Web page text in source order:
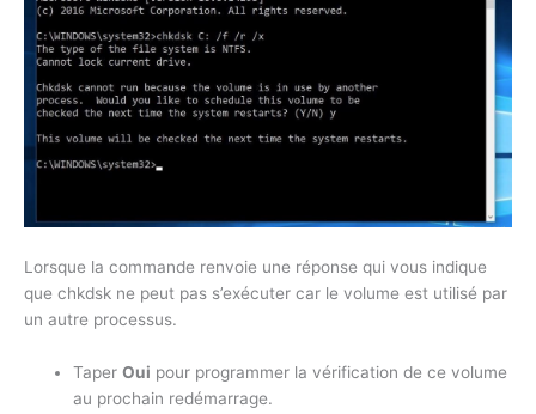
Lorsque la commande renvoie une réponse qui vous indique
que chkdsk ne peut pas s’exécuter car le volume est utilisé par
un autre processus.
TaperOui pour programmer la vérification de ce volume
au prochain redémarrage.